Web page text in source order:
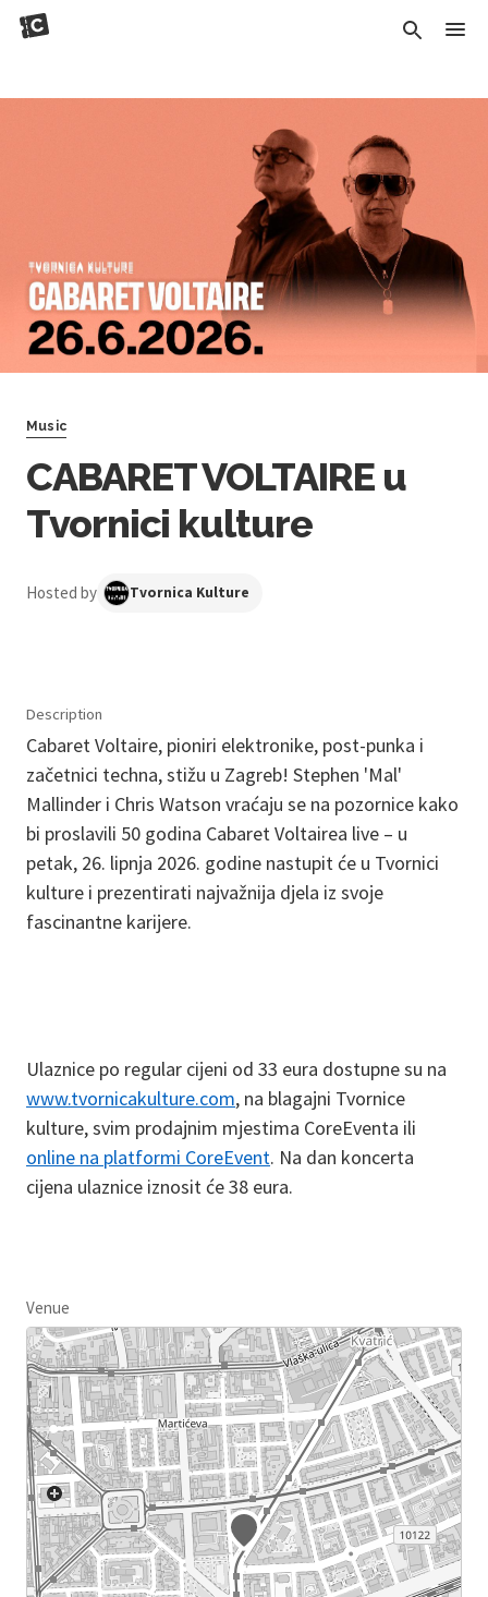
Music
CABARET VOLTAIRE u
Tvornici kulture
Hosted by Tvornica Kulture
Description
Cabaret Voltaire, pioniri elektronike, post-punka i
začetnici techna, stižu u Zagreb! Stephen 'Mal'
Mallinder i Chris Watson vraćaju se na pozornice kako
bi proslavili 50 godina Cabaret Voltairea live – u
petak, 26. lipnja 2026. godine nastupit će u Tvornici
kulture i prezentirati najvažnija djela iz svoje
fascinantne karijere.
Ulaznice po regular cijeni od 33 eura dostupne su na
www.tvornicakulture.com, na blagajni Tvornice
kulture, svim prodajnim mjestima CoreEventa ili
online na platformi CoreEvent. Na dan koncerta
cijena ulaznice iznosit će 38 eura.
Venue